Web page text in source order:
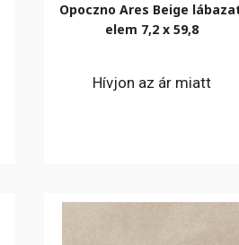
Opoczno Ares Beige
elem 7,2 x 59,8
Hívjon az ár miatt